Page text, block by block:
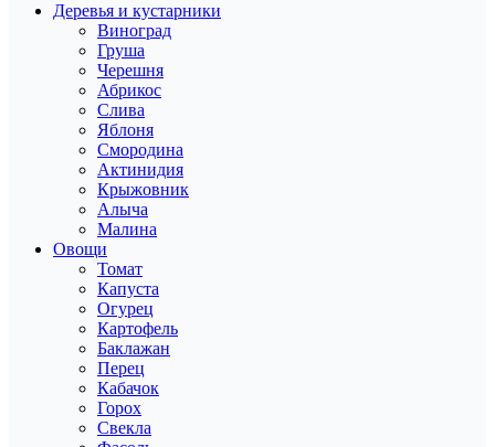
Деревья и кустарники
Виноград
Груша
Черешня
Абрикос
Слива
Яблоня
Смородина
Актинидия
Крыжовник
Алыча
Малина
Овощи
Томат
Капуста
Огурец
Картофель
Баклажан
Перец
Кабачок
Горох
Свекла